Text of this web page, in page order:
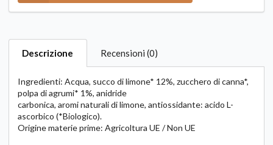
Descrizione Recensioni (0)
Ingredienti: Acqua, succo di limone* 12%, zucchero di canna*,
polpa di agrumi* 1%, anidride
carbonica, aromi naturali di limone, antiossidante: acido L-
ascorbico (*Biologico).
Origine materie prime: Agricoltura UE / Non UE